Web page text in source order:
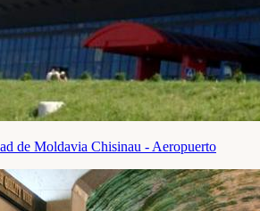
de Moldavia Chisinau - Aeropuerto